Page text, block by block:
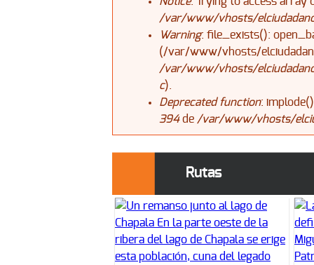
/var/www/vhosts/
Warning: file_exists():
(/var/www/vhosts/
/var/www/vhosts/
c).
Deprecated function:
394de /var/www/vhosts/
Rutas